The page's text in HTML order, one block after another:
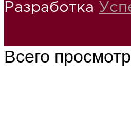
Разработка
Всего